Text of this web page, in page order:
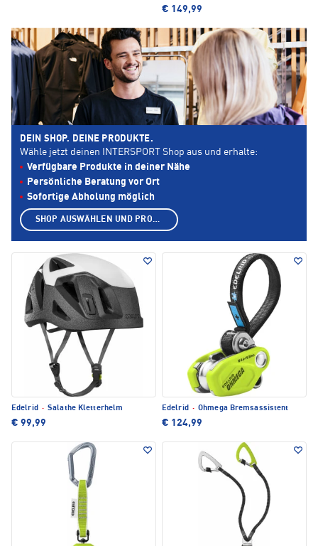
€ 149,99
Edelrid · Salathe Kletterhelm
€ 99,99
Edelrid · Ohmega Bremsassistent
€ 124,99
DEIN SHOP. DEINE PRODUKTE.
Wähle jetzt deinen INTERSPORT Shop aus und erhalte:
Verfügbare Produkte in deiner Nähe
Persönliche Beratung vor Ort
Sofortige Abholung möglich
SHOP AUSWÄHLEN UND PRODUKTE ANZEIGEN